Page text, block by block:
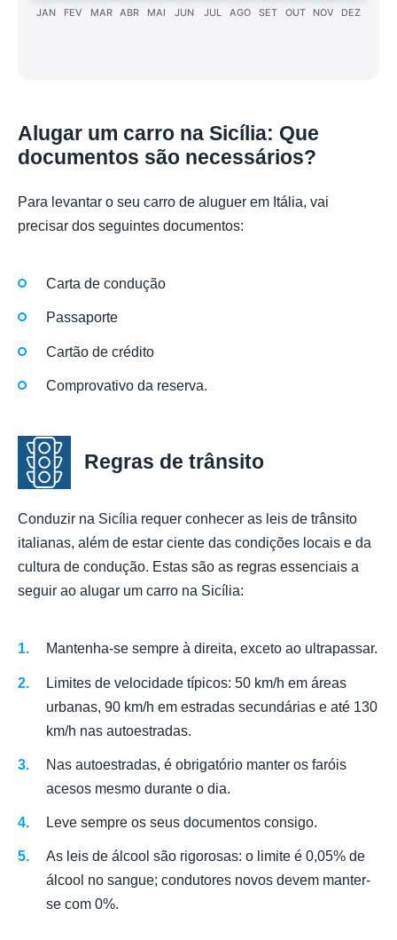
JAN FEV MAR ABR MAI JUN JUL AGO SET OUT NOV DEZ
Alugar um carro na Sicília: Que
documentos são necessários?
Para levantar o seu carro de aluguer em Itália, vai
precisar dos seguintes documentos:
Carta de condução
Passaporte
Cartão de crédito
Comprovativo da reserva.
Regras de trânsito
Conduzir na Sicília requer conhecer as leis de trânsito
italianas, além de estar ciente das condições locais e da
cultura de condução. Estas são as regras essenciais a
seguir ao alugar um carro na Sicília:
Mantenha-se sempre à direita, exceto ao ultrapassar.
Limites de velocidade típicos: 50 km/h em áreas
urbanas, 90 km/h em estradas secundárias e até 130
km/h nas autoestradas.
Nas autoestradas, é obrigatório manter os faróis
acesos mesmo durante o dia.
Leve sempre os seus documentos consigo.
As leis de álcool são rigorosas: o limite é 0,05% de
álcool no sangue; condutores novos devem manter-
se com 0%.